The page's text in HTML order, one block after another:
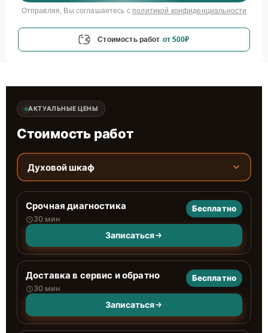
Отправляя, Вы соглашаетесь с политикой конфиденциальности
Стоимость работ от 500₽
АКТУАЛЬНЫЕ ЦЕНЫ
Стоимость работ
Духовой шкаф
Срочная диагностика
30 мин
Бесплатно
Записаться
Доставка в сервис и обратно
30 мин
Бесплатно
Записаться